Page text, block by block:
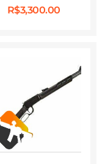
R$3,300.00